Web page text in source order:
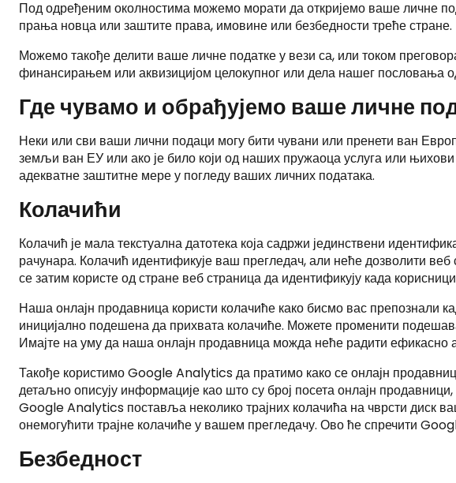
Под одређеним околностима можемо морати да откријемо ваше личне
прања новца или заштите права, имовине или безбедности треће стране.
Можемо такође делити ваше личне податке у вези са, или током
финансирањем или аквизицијом целокупног или дела нашег пословања
Где чувамо и обрађујемо ваше личне
Неки или сви ваши лични подаци могу бити чувани или пренети ван
земљи ван ЕУ или ако је било који од наших пружаоца услуга или
адекватне заштитне мере у погледу ваших личних података.
Колачићи
Колачић је мала текстуална датотека која садржи јединствени
рачунара. Колачић идентификује ваш прегледач, али неће дозволити
се затим користе од стране веб страница да идентификују када
Наша онлајн продавница користи колачиће како бисмо вас препознали
иницијално подешена да прихвата колачиће. Можете променити
Имајте на уму да наша онлајн продавница можда неће радити ефикасно
Такође користимо Google Analytics да пратимо како се онлајн
детаљно описују информације као што су број посета онлајн
Google Analytics поставља неколико трајних колачића на чврсти диск
онемогућити трајне колачиће у вашем прегледачу. Ово ће спречити
Безбедност